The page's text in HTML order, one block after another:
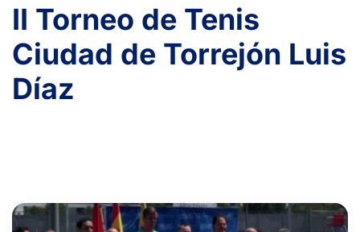
II Torneo de Tenis
Ciudad de Torrejón Luis
Díaz